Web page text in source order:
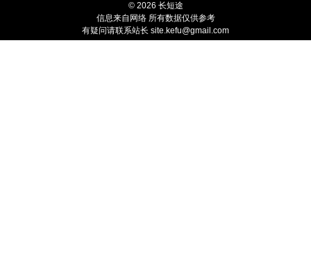
© 2026 长短途
信息来自网络 所有数据仅供参考
有疑问请联系站长 site.kefu@gmail.com